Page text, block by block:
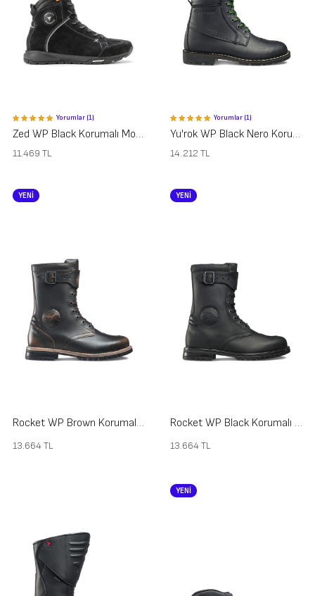
Yorumlar (1)
Zed WP Black Korumalı Motosiklet Ayakkabısı
11.469 TL
Yorumlar (1)
Yu'rok WP Black Nero Korumalı Motosiklet Ayakkabısı
14.212 TL
YENİ
Rocket WP Brown Korumalı Motosiklet Ayakkabısı
13.664TL
YENİ
Rocket WP Black Korumalı Motosiklet Ayakkabısı
13.664TL
YENİ